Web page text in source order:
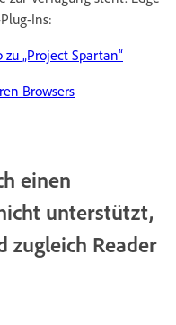
Ins:
„Project Spartan“
Browsers
einen
unterstützt,
Reader